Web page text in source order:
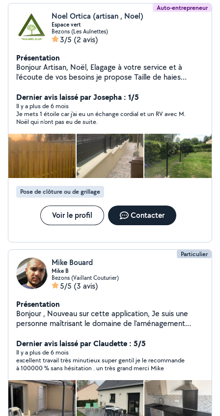
Auto-entrepreneur
Noel Ortica (artisan , Noel)
Espace vert
Bezons (Les Aulnettes)
3/5 (2 avis)
Présentation
Bonjour Artisan, Noël, Elagage à votre service et à
l'écoute de vos besoins je propose Taille de haies
très haut ainsi que déssouchage Plantation et création
de pelouse Création et réparation de terrasse,
composite ou bois Pose De Clôture , grillage, soupe et
rigide Entretien et nettoyage des terrasses et dallage
Dernier avis laissé par Josepha : 1/5
Il y a plus de 6 mois
Je mets 1 étoile car j'ai eu un échange cordial et un RV avec M.
Noël qui n'ont pas eu de suite.
Pose de clôture ou de grillage
Voir le profil Contacter
Particulier
Mike Bouard
Mike B
Bezons (Vaillant Couturier)
5/5 (3 avis)
Présentation
Bonjour , Nouveau sur cette application, Je suis une
personne maîtrisant le domaine de l'aménagement
domestiques . Dynamique, serviable , ponctuel ,
appliqué et souriant, j'aurais à cœur à vous donner un
coup de main avec ou sans mon binôme . Cordialement
Mike
Dernier avis laissé par Claudette : 5/5
Il y a plus de 6 mois
excellent travail très minutieux super gentil je le recommande
à 100000 % sans hésitation . un très grand merci Mike